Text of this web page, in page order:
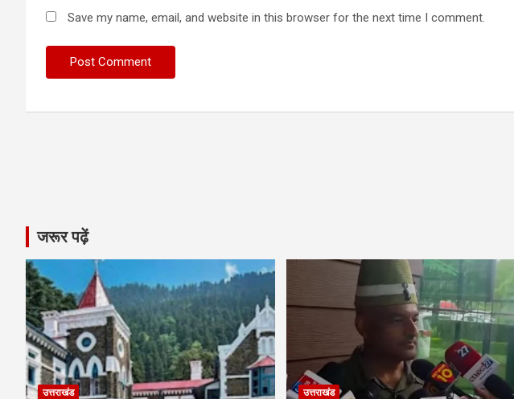
Save my name, email, and website in this browser for the next time I comment.
जरूर पढ़ें
उत्तराखंड उत्तराखंड